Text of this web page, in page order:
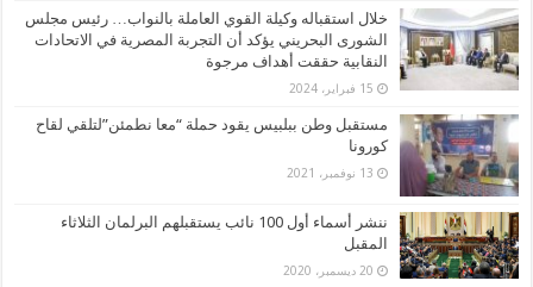
خلال استقباله وكيلة القوي العاملة بالنواب… رئيس مجلس
الشورى البحريني يؤكد أن التجربة المصرية في الاتحادات
النقابية حققت أهداف مرجوة
15 فبراير، 2024
مستقبل وطن ببلبيس يقود حملة “معا نطمئن”لتلقي لقاح
كورونا
13 نوفمبر، 2021
ننشر أسماء أول 100 نائب يستقبلهم البرلمان الثلاثاء
المقبل
20 ديسمبر، 2020